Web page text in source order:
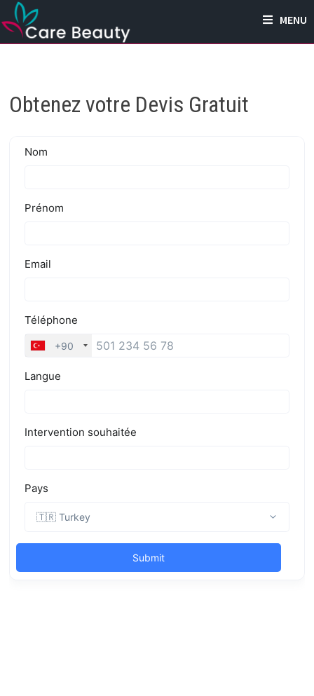
Passer
au
contenu
MENU
Obtenez votre Devis Gratuit